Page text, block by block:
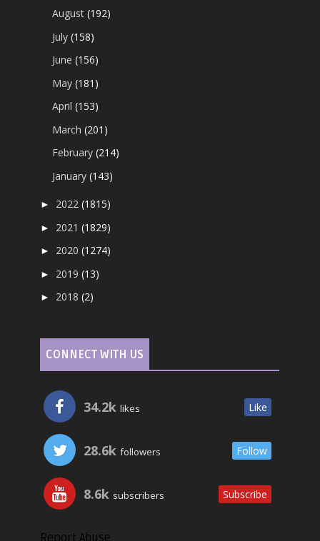
August(192)
July(158)
June(156)
May(181)
April(153)
March(201)
February(214)
January(143)
► 2022(1815)
► 2021(1829)
► 2020(1274)
► 2019(13)
► 2018(2)
CONNECT WITH US
34.2k likes Like
28.6k followers Follow
8.6k subscribers Subscribe